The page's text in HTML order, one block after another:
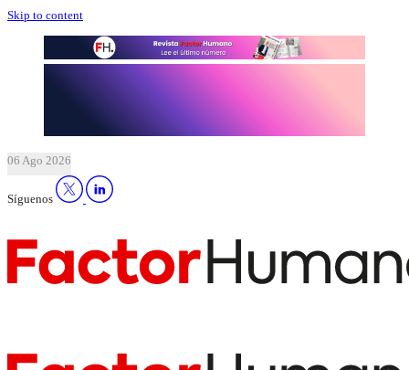
Skip to content
06 Ago 2026
Síguenos